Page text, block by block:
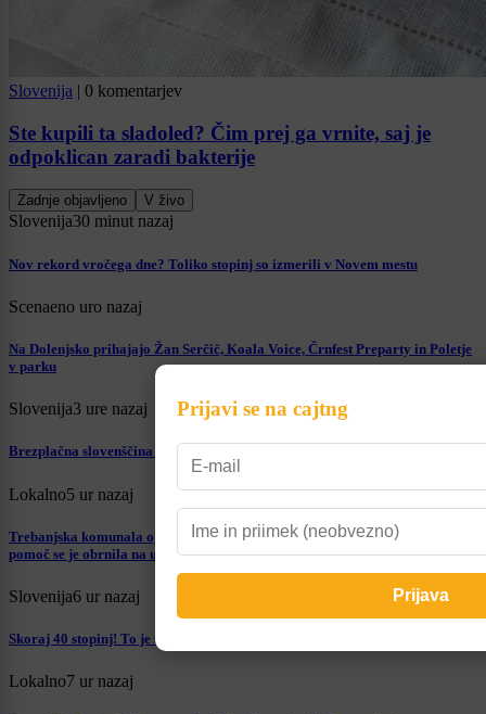
Slovenija | 0 komentarjev
Ste kupili ta sladoled? Čim prej ga vrnite, saj je
odpoklican zaradi bakterije
Zadnje objavljeno V živo
Slovenija30 minut nazaj
Nov rekord vročega dne? Toliko stopinj so izmerili v Novem mestu
Scenaeno uro nazaj
Na Dolenjsko prihajajo Žan Serčič, Koala Voice, Črnfest Preparty in Poletje
v parku
Slovenija3 ure nazaj
Brezplačna slovenščina za tujce pod vprašajem: prihajajo spremembe?
Lokalno5 ur nazaj
Trebanjska komunala opozarja na alarmantno stanje sušnega obdobja, za
pomoč se je obrnila na uporabnike
Slovenija6 ur nazaj
Skoraj 40 stopinj! To je seznam temperaturnih rekordov po Sloveniji
Lokalno7 ur nazaj
Prijavi se na cajtng